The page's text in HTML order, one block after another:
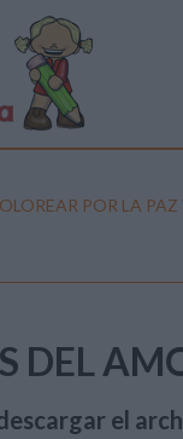
POR LA PAZ
DEL
el